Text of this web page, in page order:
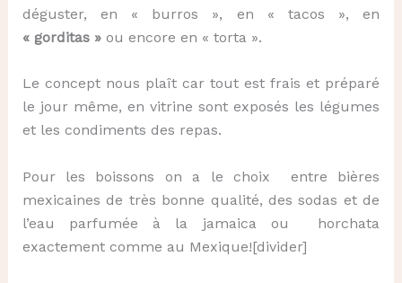
déguster, en « burros », en « tacos », en
« gorditas »ou encore en « torta ».
Le concept nous plaît car tout est frais et préparé
le jour même, en vitrine sont exposés les légumes
et les condiments des repas.
Pour les boissons on a le choix entre bières
mexicaines de très bonne qualité, des sodas et de
l’eau parfumée à la jamaica ou horchata
exactement comme au Mexique![divider]